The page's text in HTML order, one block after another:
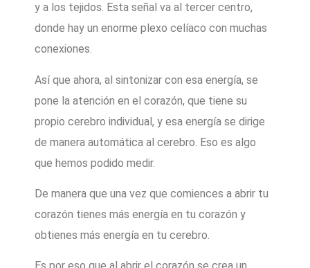
y a los tejidos. Esta señal va al tercer centro,
donde hay un enorme plexo celíaco con muchas
conexiones.
Así que ahora, al sintonizar con esa energía, se
pone la atención en el corazón, que tiene su
propio cerebro individual, y esa energía se dirige
de manera automática al cerebro. Eso es algo
que hemos podido medir.
De manera que una vez que comiences a abrir tu
corazón tienes más energía en tu corazón y
obtienes más energía en tu cerebro.